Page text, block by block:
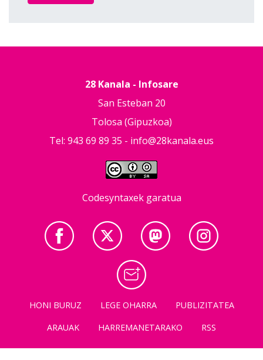
28 Kanala - Infosare
San Esteban 20
Tolosa (Gipuzkoa)
Tel: 943 69 89 35 - info@28kanala.eus
Codesyntaxek garatua
HONI BURUZ LEGE OHARRA
PUBLIZITATEA
ARAUAK
HARREMANETARAKO RSS